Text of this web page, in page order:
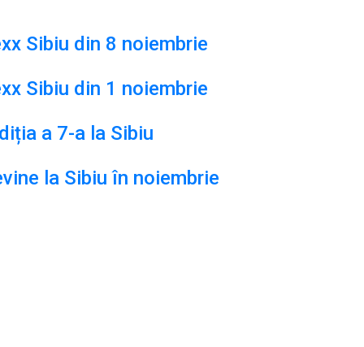
Sibiu din 8 noiembrie
Sibiu din 1 noiembrie
a 7-a la Sibiu
la Sibiu în noiembrie